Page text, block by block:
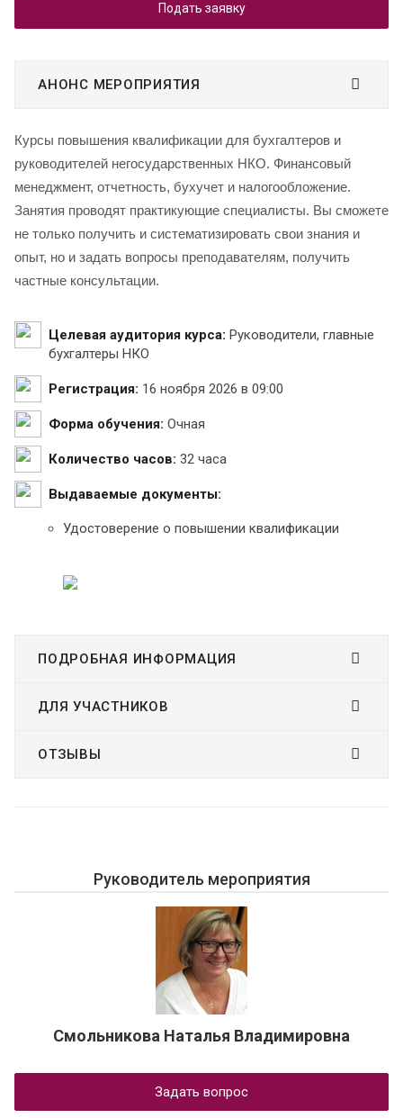
Подать заявку
АНОНС МЕРОПРИЯТИЯ
Курсы повышения квалификации для бухгалтеров и
руководителей негосударственных НКО. Финансовый
менеджмент, отчетность, бухучет и налогообложение.
Занятия проводят практикующие специалисты. Вы сможете
не только получить и систематизировать свои знания и
опыт, но и задать вопросы преподавателям, получить
частные консультации.
Целевая аудитория курса: Руководители, главные
бухгалтеры НКО
Регистрация: 16 ноября 2026 в 09:00
Форма обучения: Очная
Количество часов: 32 часа
Выдаваемые документы:
Удостоверение о повышении квалификации
ПОДРОБНАЯ ИНФОРМАЦИЯ
ДЛЯ УЧАСТНИКОВ
ОТЗЫВЫ
Руководитель мероприятия
Смольникова Наталья Владимировна
Задать вопрос